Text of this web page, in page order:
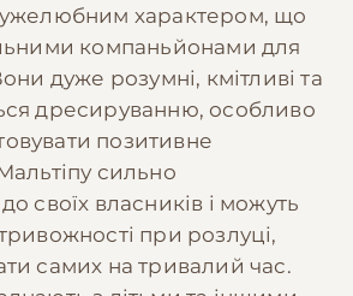
характером, що
компаньйонами для
дуже розумні, кмітливі та
дресируванню, особливо
позитивне
сильно
своїх власників і можуть
при розлуці,
самих на тривалий час.